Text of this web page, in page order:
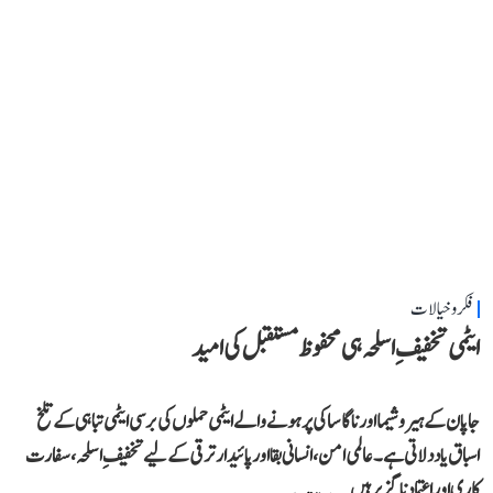
فکر و خیالات
ایٹمی تخفیفِ اسلحہ ہی محفوظ مستقبل کی امید
جاپان کے ہیروشیما اور ناگاساکی پر ہونے والے ایٹمی حملوں کی برسی ایٹمی تباہی کے تلخ
اسباق یاد دلاتی ہے۔ عالمی امن، انسانی بقا اور پائیدار ترقی کے لیے تخفیفِ اسلحہ، سفارت